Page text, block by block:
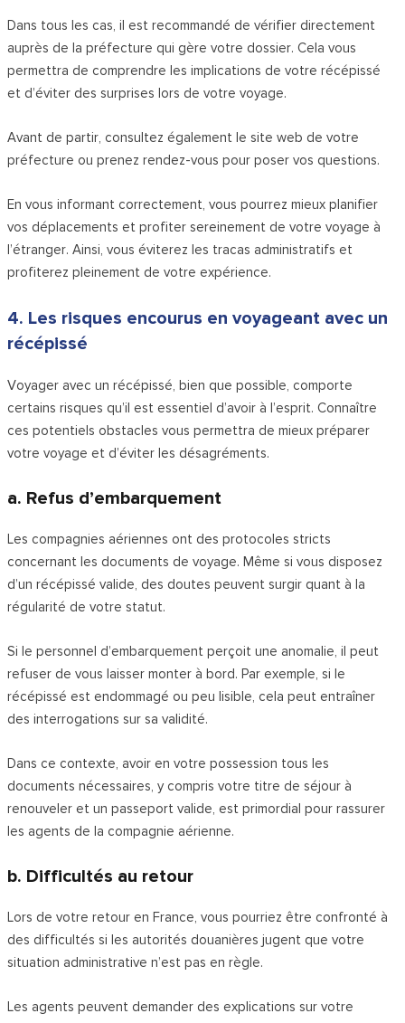
Dans tous les cas, il est recommandé de vérifier directement
auprès de la préfecture qui gère votre dossier. Cela vous
permettra de comprendre les implications de votre récépissé
et d’éviter des surprises lors de votre voyage.
Avant de partir, consultez également le site web de votre
préfecture ou prenez rendez-vous pour poser vos questions.
En vous informant correctement, vous pourrez mieux planifier
vos déplacements et profiter sereinement de votre voyage à
l’étranger. Ainsi, vous éviterez les tracas administratifs et
profiterez pleinement de votre expérience.
4. Les risques encourus en voyageant avec un
récépissé
Voyager avec un récépissé, bien que possible, comporte
certains risques qu’il est essentiel d’avoir à l’esprit. Connaître
ces potentiels obstacles vous permettra de mieux préparer
votre voyage et d’éviter les désagréments.
a. Refus d’embarquement
Les compagnies aériennes ont des protocoles stricts
concernant les documents de voyage. Même si vous disposez
d’un récépissé valide, des doutes peuvent surgir quant à la
régularité de votre statut.
Si le personnel d’embarquement perçoit une anomalie, il peut
refuser de vous laisser monter à bord. Par exemple, si le
récépissé est endommagé ou peu lisible, cela peut entraîner
des interrogations sur sa validité.
Dans ce contexte, avoir en votre possession tous les
documents nécessaires, y compris votre titre de séjour à
renouveler et un passeport valide, est primordial pour rassurer
les agents de la compagnie aérienne.
b. Difficultés au retour
Lors de votre retour en France, vous pourriez être confronté à
des difficultés si les autorités douanières jugent que votre
situation administrative n’est pas en règle.
Les agents peuvent demander des explications sur votre